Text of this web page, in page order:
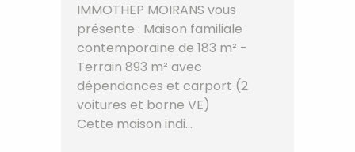
IMMOTHEP MOIRANS vous
présente : Maison familiale
contemporaine de 183 m² -
Terrain 893 m² avec
dépendances et carport (2
voitures et borne VE)
Cette maison indi...